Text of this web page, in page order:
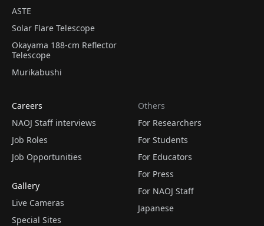
ASTE
Solar Flare Telescope
Okayama 188-cm Reflector
Telescope
Murikabushi
Careers
NAOJ Staff interviews
Job Roles
Job Opportunities
Gallery
Live Cameras
Special Sites
Others
For Researchers
For Students
For Educators
For Press
For NAOJ Staff
Japanese